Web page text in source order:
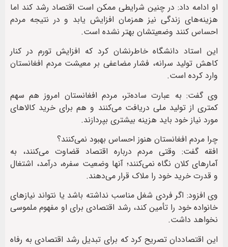
او ادامه داد: در چنین شرایطی ممکن است اقتصاد رشد کند اما
هزینه‌های زندگی نیز همزمان افزایش یابد و در نتیجه مردم
احساس کنند وضعیتشان بهتر نشده است.
این استاد دانشگاه خاطرنشان کرد که افزایش تورم در کنار
کاهش تولید سرانه، فشار مضاعفی بر معیشت مردم افغانستان
وارد کرده است.
وی گفت: به عبارت ساده‌تر، مردم افغانستان امروز هم سهم
کمتری از تولید ملی دریافت می‌کنند و هم برای خرید کالاهای
مورد نیاز خود باید هزینه بیشتری بپردازند.
چرا مردم افغانستان هنوز احساس بهبود نمی‌کنند؟
افقه گفت: وقتی مردم درباره اقتصاد قضاوت می‌کنند، به
آمارهای کلان نگاه نمی‌کنند؛ آنها وضعیت سفره، درآمد، اشتغال
و قدرت خرید خود را ملاک قرار می‌دهند.
وی افزود: اگر فردی شغل مناسب نداشته باشد یا نتواند نیازهای
خانواده خود را تأمین کند، رشد اقتصادی برای او مفهوم ملموسی
نخواهد داشت.
این اقتصاددان تصریح کرد که برای تبدیل رشد اقتصادی به رفاه